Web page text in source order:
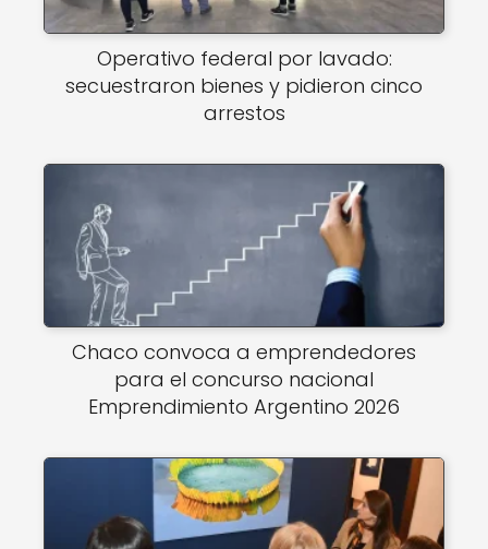
Operativo federal por lavado:
secuestraron bienes y pidieron cinco
arrestos
Chaco convoca a emprendedores
para el concurso nacional
Emprendimiento Argentino 2026